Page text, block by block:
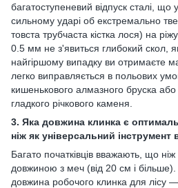
багатоступеневий відпуск сталі, що
сильному ударі об екстремально
товста трубчаста кістка лося) на
0.5 мм не з'явиться глибокий скол,
найгіршому випадку ви отримаєте
легко виправляється в польових
кишенькового алмазного бруска або
гладкого річкового каменя.
3. Яка довжина клинка є
ніж як універсальний
Багато початківців вважають, що
довжиною з меч (від 20 см і
довжина робочого клинка для лісу